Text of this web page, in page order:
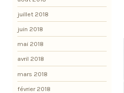
juillet 2018
juin 2018
mai 2018
avril 2018
mars 2018
février 2018